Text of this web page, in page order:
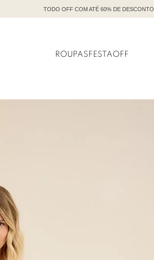
TODO OFF COM ATÉ 60% DE DESCONTO
ROUPASFESTAOFF